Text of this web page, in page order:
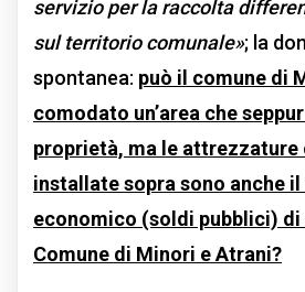
servizio per la raccolta
sul territorio comunale»; la
spontanea: può il comune di
comodato un’area che
proprietà, ma le attrezzature
installate sopra sono anche
economico (soldi pubblici)
Comune di Minori e Atrani?